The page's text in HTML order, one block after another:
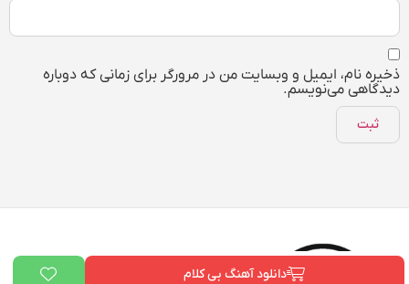
دانلود آهنگ بی کلام
ذخیره نام، ایمیل و وبسایت من در مرورگر برای زمانی که دوباره
دیدگاهی می‌نویسم.